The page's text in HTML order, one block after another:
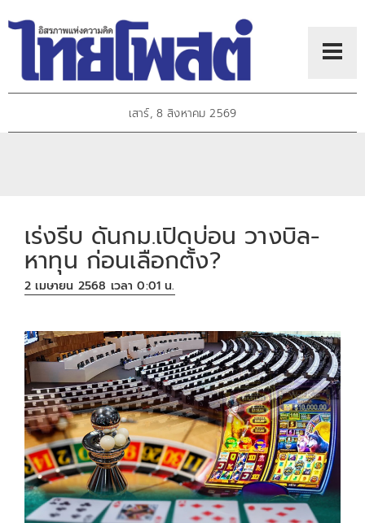
เสาร์, 8 สิงหาคม 2569
เร่งรีบ ดันกม.เปิดบ่อน วางบิล-
หาทุน ก่อนเลือกตั้ง?
2 เมษายน 2568 เวลา 0:01 น.